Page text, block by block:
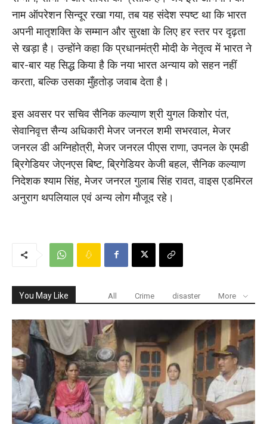
नाम ऑपरेशन सिन्दूर रखा गया, तब यह संदेश स्पष्ट था कि भारत
अपनी मातृशक्ति के सम्मान और सुरक्षा के लिए हर स्तर पर दृढ़ता
से खड़ा है। उन्होंने कहा कि प्रधानमंत्री मोदी के नेतृत्व में भारत ने
बार-बार यह सिद्ध किया है कि नया भारत अन्याय को सहन नहीं
करता, बल्कि उसका मुँहतोड़ जवाब देता है।
इस अवसर पर सचिव सैनिक कल्याण श्री युगल किशोर पंत,
सेवानिवृत्त सैन्य अधिकारी मेजर जनरल शमी सभरवाल, मेजर
जनरल डी अग्निहोत्री, मेजर जनरल पीएस राणा, उपनल के एमडी
ब्रिगेडियर जेएनएस बिष्ट, ब्रिगेडियर केजी बहल, सैनिक कल्याण
निदेशक श्याम सिंह, मेजर जनरल गुलाब सिंह रावत, वाइस एडमिरल
अनुराग थपलियाल एवं अन्य लोग मौजूद रहे।
You May Like All Crime disaster More